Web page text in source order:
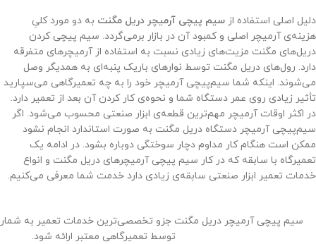
دلیل اصلی استفاده از سیم پیچی آرمیچر دریل مگنت به دو مورد کلیِ
هزینه‌ی آرمیچر اصلی و کمبود آن در بازار برمی‌گردد. سیم پیچی کردن
دریل‌های مگنت مزیت‌های زیادی نسبت به استفاده از آرمیچرهای متفرقه
دارد. رول‌های دریل مگنت توسط نوارهای باریک پنبه­‌ای به همدیگر وصل
می‌شوند. اینکه شما سیم‌پیچی آرمیچر خود را به چه تعمیرگاهی می‌سپارید
تأثیر زیادی روی عمر دستگاه شما و نحوه‌ی کار کردن آن بعد از تعمیر دارد.
در اکثر اوقات آرمیچر مهم‌ترین قطعه‌ی ابزار صنعتی محسوب می‌شود. اگر
سیم‌پیچی آرمیچر دستگاه دریل مگنت به صورت استاندارد انجام نشود
ممکن است هنگام کار مداوم دچار سوختگی دوباره بشود. در ادامه یک
تعمیرگاه با سابقه که در کار سیم پیچی آرمیچرهای دریل مگنت و انواع
خدمات تعمیر ابزار صنعتی سابقه‌ی زیادی دارد خدمت شما معرفی می‌کنیم.
سیم پیچی آرمیچر دریل مگنت جزو تخصصی‌ترین خدمات تعمیر به
توسط تعمیرگاهی معتبر ارائه شود.